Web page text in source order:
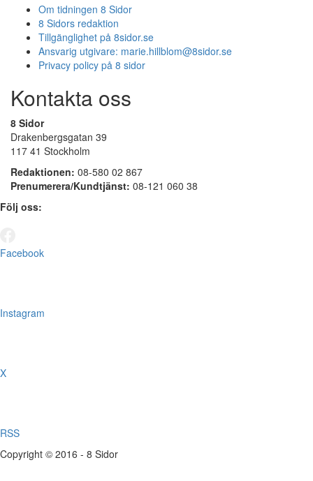
Om tidningen 8 Sidor
8 Sidors redaktion
Tillgänglighet på 8sidor.se
Ansvarig utgivare: marie.hillblom@8sidor.se
Privacy policy på 8 sidor
Kontakta oss
8 Sidor
Drakenbergsgatan 39
117 41 Stockholm
Redaktionen: 08-580 02 867
Prenumerera/Kundtjänst: 08-121 060 38
Följ oss:
Facebook
Instagram
X
RSS
Copyright © 2016 - 8 Sidor